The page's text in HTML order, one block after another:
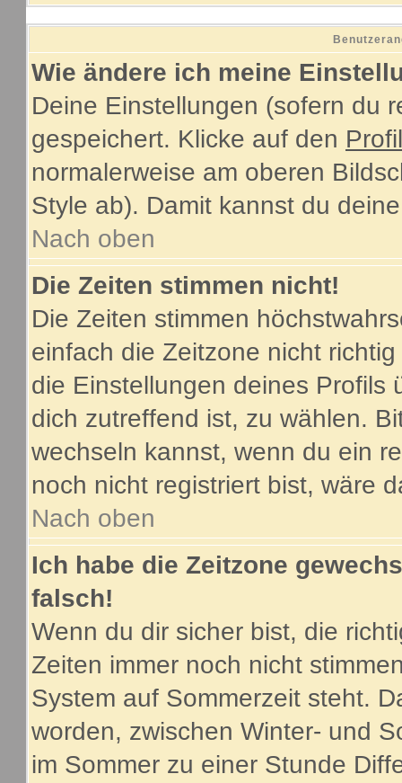
Wie ändere ich meine
Deine Einstellungen (sofern du
gespeichert. Klicke auf den Profil
normalerweise am oberen
Style ab). Damit kannst du
Nach oben
Die Zeiten stimmen nicht!
Die Zeiten stimmen
einfach die Zeitzone nicht
die Einstellungen deines Profils
dich zutreffend ist, zu wählen.
wechseln kannst, wenn du ein
noch nicht registriert bist, wäre
Nach oben
Ich habe die Zeitzone
falsch!
Wenn du dir sicher bist, die
Zeiten immer noch nicht
System auf Sommerzeit steht.
worden, zwischen Winter- und
im Sommer zu einer Stunde